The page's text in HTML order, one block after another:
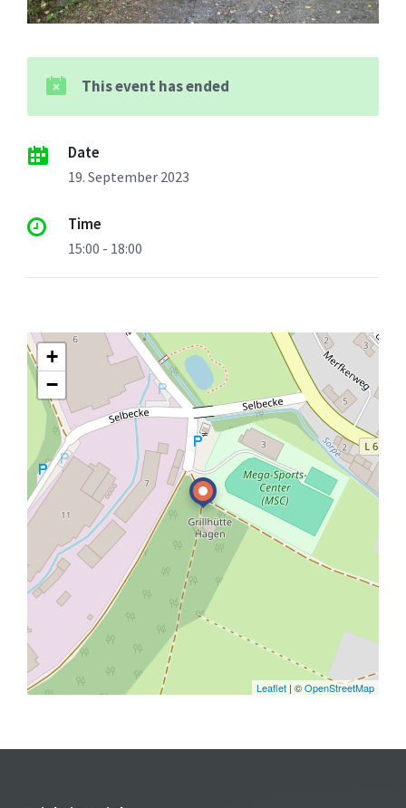
This event has ended
Date
19. September 2023
Time
15:00 - 18:00
+
−
Leaflet | ©OpenStreetMap